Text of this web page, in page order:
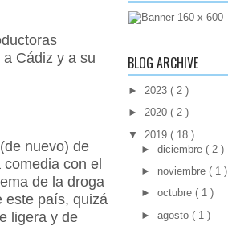
Cádiz y a su
nuevo) de
con el
de la droga
este país, quizá
ligera y de
BLOG ARCHIVE
► 2023 ( 2 )
► 2020 ( 2 )
▼ 2019 ( 18 )
► diciembre ( 2 )
► noviembre ( 1 )
► octubre ( 1 )
► agosto ( 1 )